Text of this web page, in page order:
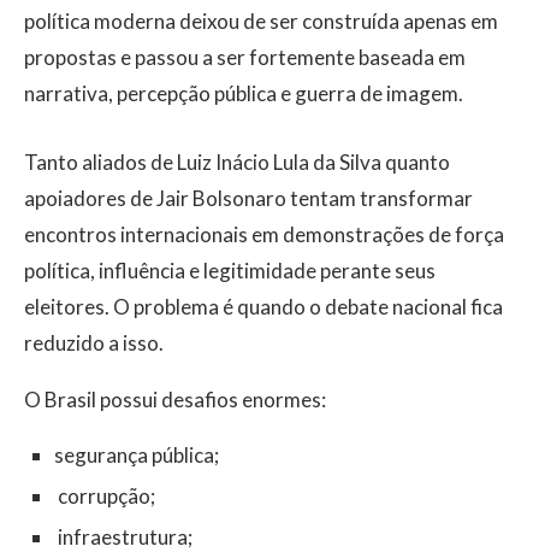
política moderna deixou de ser construída apenas em
propostas e passou a ser fortemente baseada em
narrativa, percepção pública e guerra de imagem.
Tanto aliados de Luiz Inácio Lula da Silva quanto
apoiadores de Jair Bolsonaro tentam transformar
encontros internacionais em demonstrações de força
política, influência e legitimidade perante seus
eleitores. O problema é quando o debate nacional fica
reduzido a isso.
O Brasil possui desafios enormes:
segurança pública;
corrupção;
infraestrutura;